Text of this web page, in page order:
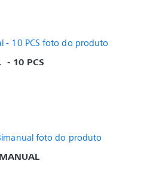
- 10 PCS